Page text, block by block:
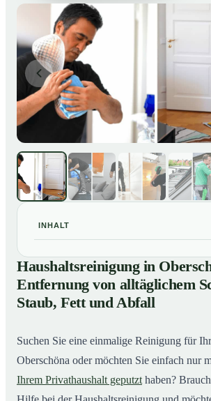
INHALT
Haushaltsreinigung in Oberschöna
Entfernung von alltäglichem Schmutz
und Abfall
02So läuft eine professionelle
Haushaltsreinigung in
Entfernung von alltäglichem
Staub, Fett und Abfall
Suchen Sie eine einmalige Reinigung für
Oberschöna oder möchten Sie einfach nur
Ihrem Privathaushalt geputzt haben?